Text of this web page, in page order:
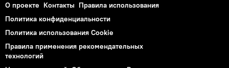
О проекте Контакты Правила использования
Политика конфиденциальности
Политика использования Cookie
Правила применения рекомендательных
технологий